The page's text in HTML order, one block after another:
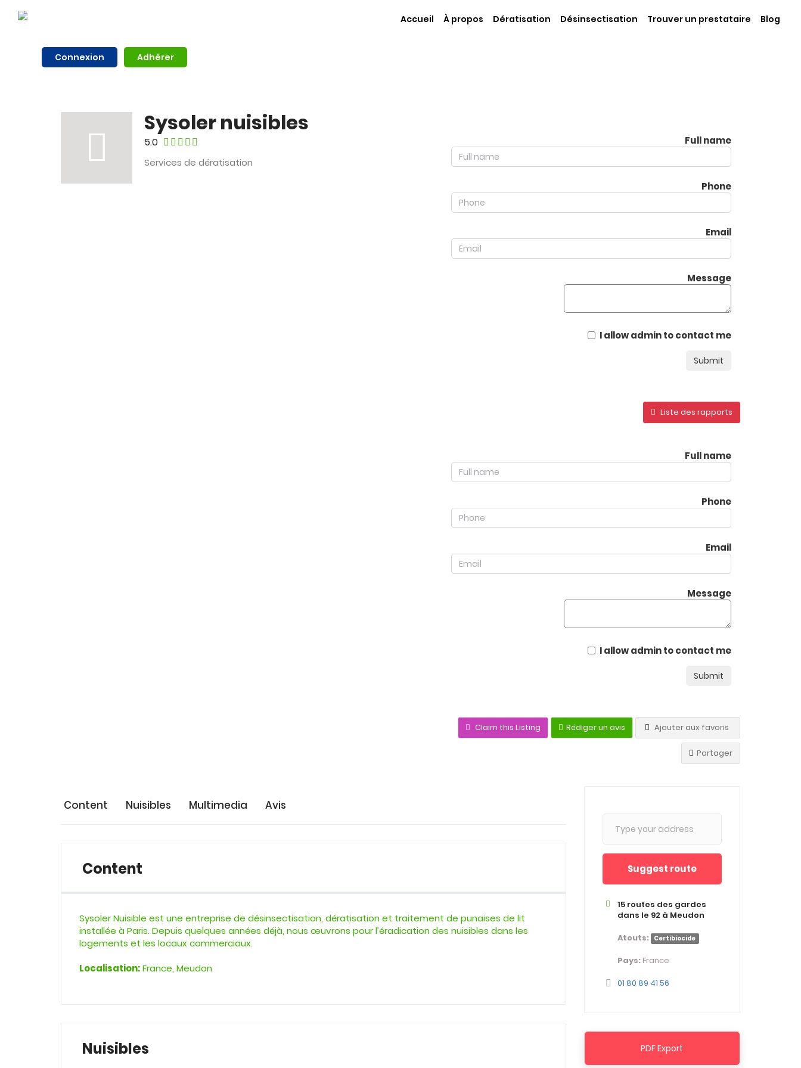
Connexion Adhérer
Accueil À propos Dératisation Désinsectisation Trouver un prestataire Blog
Sysoler nuisibles
5.0
Services de dératisation
Full name
Phone
Email
Message
I allow admin to contact me
Submit
Liste des rapports
Full name
Phone
Email
Message
I allow admin to contact me
Submit
Claim this Listing Rédiger un avis Ajouter aux favoris
Partager
Content Nuisibles Multimedia Avis
Content
Sysoler Nuisible est une entreprise de désinsectisation, dératisation et traitement de punaises de lit
installée à Paris. Depuis quelques années déjà, nous œuvrons pour l’éradication des nuisibles dans les
logements et les locaux commerciaux.
Localisation:France, Meudon
Nuisibles
Suggest route
15 routes des gardes
dans le 92 à Meudon
Atouts:
Certibiocide
Pays: France
01 80 89 41 56
PDF Export